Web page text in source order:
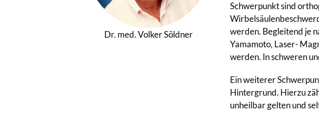
Dr. med. Volker Söldner
Schwerpunkt sind
werden. Begleitend je
Yamamoto, Laser-
werden. In schweren
Ein weiterer
Hintergrund. Hierzu
unheilbar gelten und